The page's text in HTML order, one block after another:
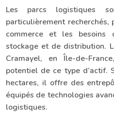
Les parcs logistiques
particulièrement recherchés,
commerce et les besoins
stockage et de distribution.
Cramayel, en Île-de-
potentiel de ce type d’actif.
hectares, il offre des
équipés de technologies
logistiques.